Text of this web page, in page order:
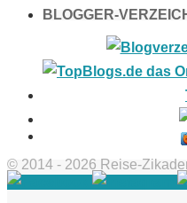
BLOGGER-
© 2014 - 2026 Reise-